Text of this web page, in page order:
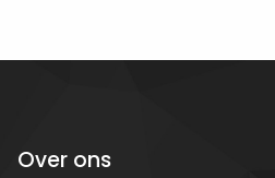
Over ons